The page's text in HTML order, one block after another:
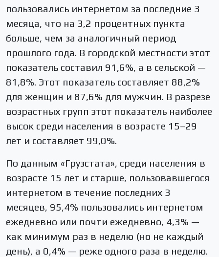
пользовались интернетом за последние 3
месяца, что на 3,2 процентных пункта
больше, чем за аналогичный период
прошлого года. В городской местности этот
показатель составил 91,6%, а в сельской —
81,8%. Этот показатель составляет 88,2%
для женщин и 87,6% для мужчин. В разрезе
возрастных групп этот показатель наиболее
высок среди населения в возрасте 15–29
лет и составляет 99,0%.
По данным «Грузстата», среди населения в
возрасте 15 лет и старше, пользовавшегося
интернетом в течение последних 3
месяцев, 95,4% пользовались интернетом
ежедневно или почти ежедневно, 4,3% —
как минимум раз в неделю (но не каждый
день), а 0,4% — реже одного раза в неделю.